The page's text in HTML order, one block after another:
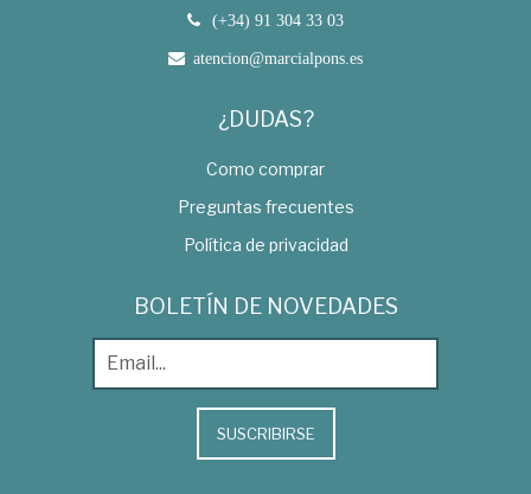
(+34) 91 304 33 03
atencion@marcialpons.es
¿DUDAS?
Como comprar
Preguntas frecuentes
Política de privacidad
BOLETÍN DE NOVEDADES
SUSCRIBIRSE